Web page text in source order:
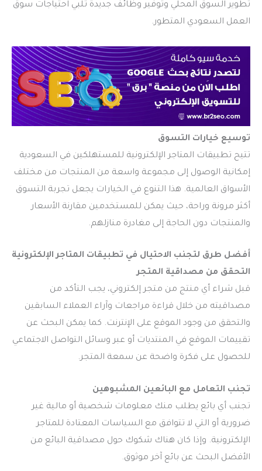
تطوير السوق المحلي وتوفير وظائف جديدة تلبي احتياجات سوق
العمل السعودي المتطور.
توسيع خيارات التسوق
تتيح تطبيقات المتاجر الإلكترونية للمستهلكين في السعودية
إمكانية الوصول إلى مجموعة واسعة من المنتجات من مختلف
الأسواق العالمية. هذا التنوع في الخيارات يجعل تجربة التسوق
أكثر مرونة وراحة، حيث يمكن للمستخدمين مقارنة الأسعار
والمنتجات دون الحاجة إلى مغادرة منازلهم.
أفضل طرق لتجنب الاحتيال في تطبيقات المتاجر الإلكترونية
التحقق من مصداقية المتجر
قبل شراء أي منتج من متجر إلكتروني، يجب التأكد من
مصداقيته من خلال قراءة مراجعات وآراء العملاء السابقين
والتحقق من وجود الموقع على الإنترنت. كما يمكن البحث عن
تقييمات الموقع في المنتديات أو عبر وسائل التواصل الاجتماعي
للحصول على فكرة واضحة عن سمعة المتجر.
تجنب التعامل مع البائعين المشبوهين
تجنب أي بائع يطلب منك معلومات شخصية أو مالية غير
ضرورية أو التي لا تتوافق مع السياسات المعتادة للمتاجر
الإلكترونية. وإذا كان هناك شكوك حول مصداقية البائع من
الأفضل البحث عن بائع آخر موثوق.